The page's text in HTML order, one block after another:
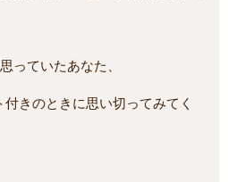
っていたあなた、
きのときに思い切ってみてく